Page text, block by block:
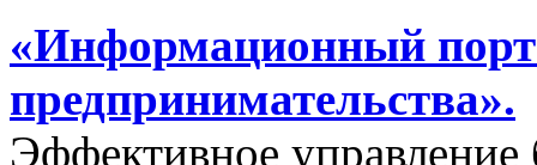
«Информационный
предпринимательства».
Эффективное управление